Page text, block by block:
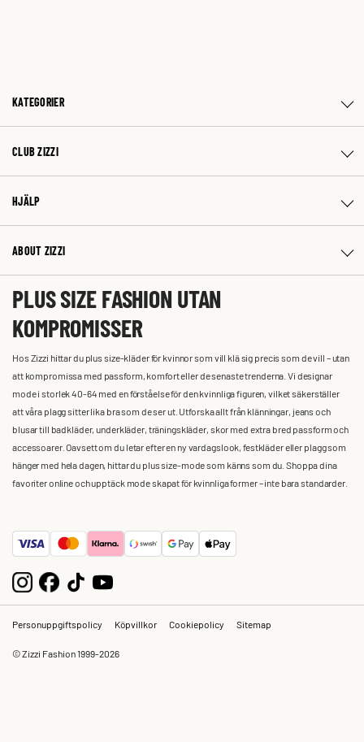
KATEGORIER
CLUB ZIZZI
HJÄLP
ABOUT ZIZZI
PLUS SIZE FASHION UTAN
KOMPROMISSER
Hos Zizzi hittar du plus size-kläder för kvinnor som vill klä sig precis som de vill – utan
att kompromissa med passform, komfort eller de senaste trenderna. Vi designar
mode i storlek 40-64 med en förståelse för den kvinnliga figuren, vilket säkerställer
att våra plagg sitter lika bra som de ser ut. Utforska allt från klänningar, jeans och
blusar till badkläder, underkläder, träningskläder, skor med extra bred passform och
accessoarer. Oavsett om du letar efter en ny vardagslook, festkläder eller plagg som
hänger med hela dagen, hittar du plus size-mode som känns som du. Shoppa dina
favoriter online och upptäck mode skapat för kvinnliga former – inte bara standarder.
Personuppgiftspolicy Köpvillkor Cookiepolicy Sitemap
© Zizzi Fashion 1999-2026